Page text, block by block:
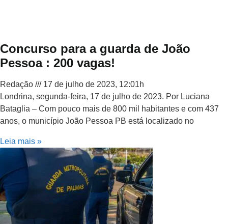
Concurso para a guarda de João
Pessoa : 200 vagas!
Redação
17 de julho de 2023, 12:01h
Londrina, segunda-feira, 17 de julho de 2023. Por Luciana
Bataglia – Com pouco mais de 800 mil habitantes e com 437
anos, o município João Pessoa PB está localizado no
Leia mais »